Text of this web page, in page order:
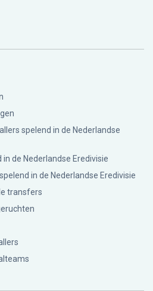
spelend in de Nederlandse
de Nederlandse Eredivisie
in de Nederlandse Eredivisie
transfers